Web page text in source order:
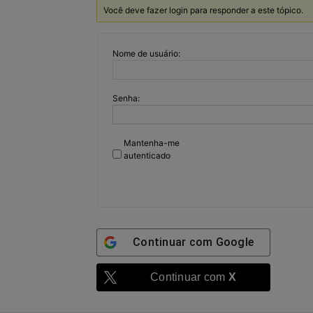
Você deve fazer login para responder a este tópico.
Nome de usuário:
Senha:
Mantenha-me
autenticado
Continuar com Google
Continuar com X